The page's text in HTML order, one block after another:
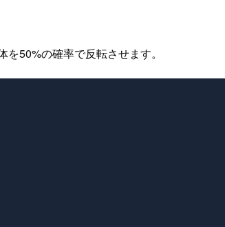
50%の確率で反転させます。